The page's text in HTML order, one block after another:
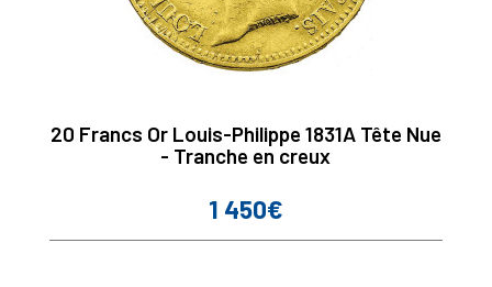
20 Francs Or Louis-Philippe 1831A Tête Nue
- Tranche en creux
Prix
1 450€